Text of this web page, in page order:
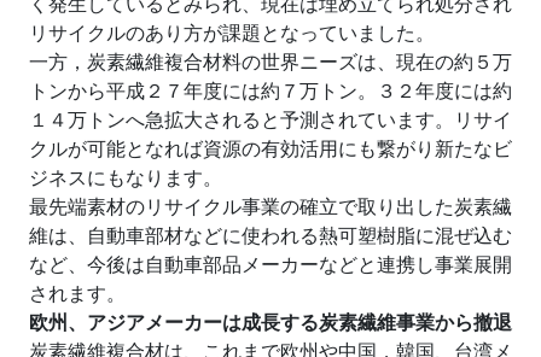
リサイクルのあり方が課題となっていました。
一方，炭素繊維複合材料の世界ニーズは、現在の約５万
トンから平成２７年度には約７万トン。３２年度には約
１４万トンへ急拡大されると予測されています。リサイ
クルが可能となれば資源の有効活用にも繋がり新たなビ
ジネスにもなります。
最先端素材のリサイクル事業の確立で取り出した炭素繊
維は、自動車部材などに使われる熱可塑樹脂に混ぜ込む
など、今後は自動車部品メーカーなどと連携し事業展開
されます。
欧州、アジアメーカーは成長する炭素繊維事業から撤退
炭素繊維複合材は、これまで欧州や中国，韓国、台湾メ